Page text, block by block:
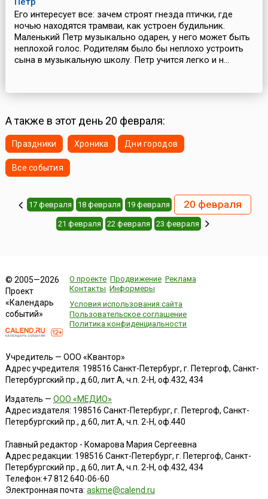
Его интересует все: зачем строят гнезда птички, где
ночью находятся трамваи, как устроен будильник.
Маленький Петр музыкально одарен, у него может быть
неплохой голос. Родителям было бы неплохо устроить
сына в музыкальную школу. Петр учится легко и н...
А также в этот день 20 февраля:
Праздники Хроника Дни городов
Все события
17 февраля 18 февраля 19 февраля 20 февраля
21 февраля 22 февраля 23 февраля
© 2005—2026
Проект
«Календарь
событий»
О проекте Продвижение Реклама
Контакты Информеры
Условия использования сайта
Пользовательское соглашение
Политика конфиденциальности
Учредитель — ООО «Квантор»
Адрес учредителя: 198516 Санкт-Петербург, г. Петергоф, Санкт-
Петербургский пр., д.60, лит.А, ч.п. 2-Н, оф.432, 434
Издатель — ООО «МЕДИО»
Адрес издателя: 198516 Санкт-Петербург, г. Петергоф, Санкт-
Петербургский пр., д.60, лит.А, ч.п. 2-Н, оф.440
Главный редактор - Комарова Мария Сергеевна
Адрес редакции: 198516 Санкт-Петербург, г. Петергоф, Санкт-
Петербургский пр., д.60, лит.А, ч.п. 2-Н, оф.432, 434
Телефон:+7 812 640-06-60
Электронная почта: askme@calend.ru